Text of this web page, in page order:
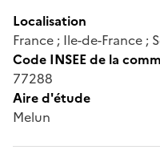
Localisation
France ; Ile-de-France ;
Code INSEE de la
77288
Aire d'étude
Melun